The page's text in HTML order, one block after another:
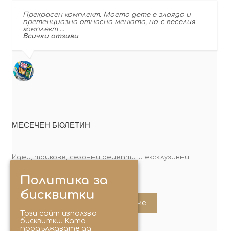
Прекрасен комплект. Моето дете е злоядо и
претенциозно относно менюто, но с веселия
комплект …
Всички отзиви
МЕСЕЧЕН БЮЛЕТИН
Идеи, трикове, сезонни рецепти и ексклузивни
Абонирайте ме
Политика за
бисквитки
Този сайт използва
бисквитки. Като
продължавате да